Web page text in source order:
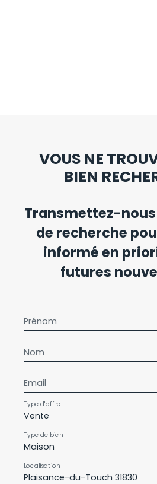
VOUS NE
BIEN
Transmettez-
de recherche
informé en
futures
Prénom
Nom
Email
Vente
Type d'offre
Maison
Type de bien
Plaisance-du-Touch 31830
Localisation